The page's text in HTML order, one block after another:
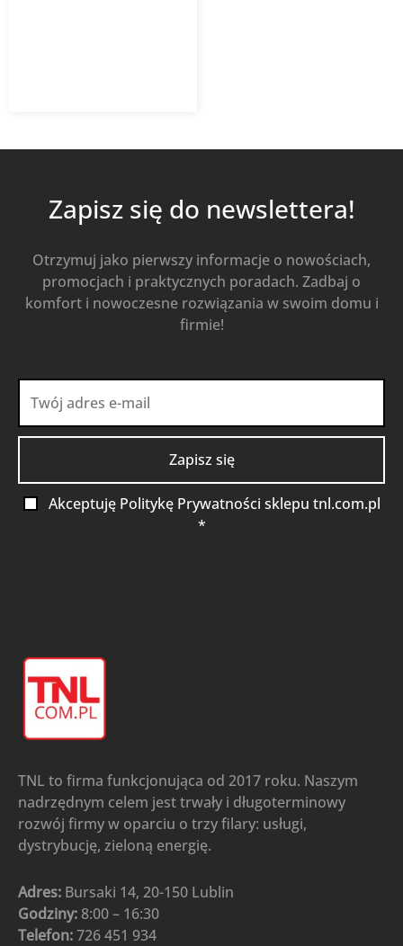
Zapisz się do newslettera!
Otrzymuj jako pierwszy informacje o nowościach,
promocjach i praktycznych poradach. Zadbaj o
komfort i nowoczesne rozwiązania w swoim domu i
firmie!
Akceptuję Politykę Prywatności sklepu tnl.com.pl
*
TNL to firma funkcjonująca od 2017 roku. Naszym
nadrzędnym celem jest trwały i długoterminowy
rozwój firmy w oparciu o trzy filary: usługi,
dystrybucję, zieloną energię.
Adres: Bursaki 14, 20-150 Lublin
Godziny: 8:00 – 16:30
Telefon:726 451 934